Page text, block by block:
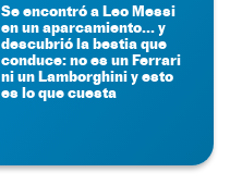
Se encontró a Leo Messi
en un aparcamiento... y
descubrió la bestia que
conduce: no es un Ferrari
ni un Lamborghini y esto
es lo que cuesta